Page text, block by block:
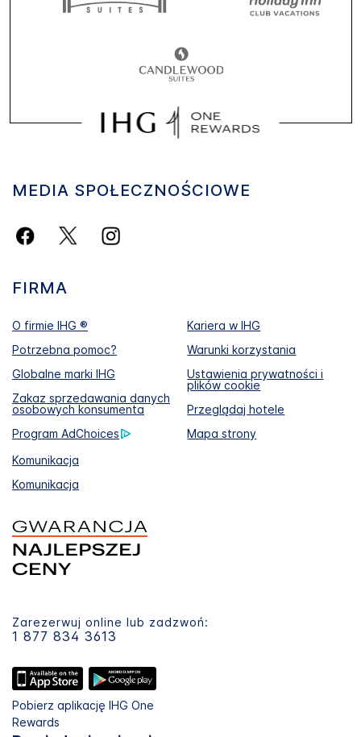
MEDIA SPOŁECZNOŚCIOWE
FIRMA
O firmie IHG ®
Kariera w IHG
Potrzebna pomoc?
Warunki korzystania
Globalne marki IHG
Ustawienia prywatności i
plików cookie
Zakaz sprzedawania danych
osobowych konsumenta
Przeglądaj hotele
Program AdChoices
Mapa strony
Komunikacja
Komunikacja
Zarezerwuj online lub zadzwoń:
1 877 834 3613
Pobierz aplikację IHG One
Rewards